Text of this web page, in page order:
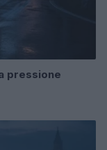
pressione